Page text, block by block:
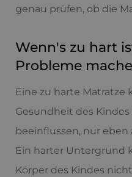
genau prüfen, ob die
Wenn's zu hart
Probleme
Eine zu harte
Gesundheit des
beeinflussen, nur eben
Ein harter Untergrund
Körper des Kindes